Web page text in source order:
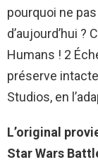
pourquoi ne
d’aujourd’hui ?
Humans ! 2
préserve
Studios, en
L’original
Star Wars